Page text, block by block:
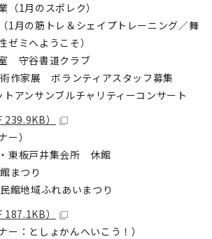
（1月のスポレク）
1月の筋トレ＆シェイプトレーニング／舞
ゼミへようこそ）
守谷書道クラブ
作家展 ボランティアスタッフ募集
アンサンブルチャリティーコンサート
）
ー）
東板戸井集会所 休館
まつり
館地域ふれあいまつり
）
ー：としょかんへいこう！）